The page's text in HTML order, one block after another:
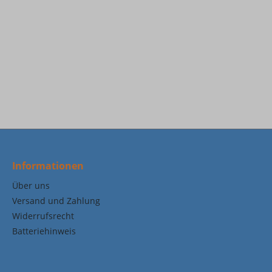
Informationen
Über uns
Versand und Zahlung
Widerrufsrecht
Batteriehinweis